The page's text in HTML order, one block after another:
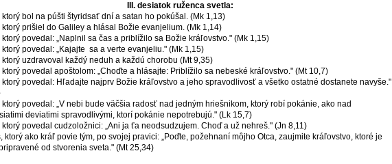
III. desiatok ruženca svetla:
ktorý bol na púšti štyridsať dní a satan ho pokúšal. (Mk 1,13)
ktorý prišiel do Galiley a hlásal Božie evanjelium. (Mk 1,14)
ktorý povedal: „Naplnil sa čas a priblížilo sa Božie kráľovstvo." (Mk 1,15)
ktorý povedal: „Kajajte sa a verte evanjeliu." (Mk 1,15)
ktorý uzdravoval každý neduh a každú chorobu (Mt 9,35)
ktorý povedal apoštolom: „Choďte a hlásajte: Priblížilo sa nebeské kráľovstvo." (Mt 10,7)
ktorý povedal: Hľadajte najprv Božie kráľovstvo a jeho spravodlivosť a všetko ostatné dostanete navyše."
ktorý povedal: „V nebi bude väčšia radosť nad jedným hriešnikom, ktorý robí pokánie, ako nad
deviatimi spravodlivými, ktorí pokánie nepotrebujú." (Lk 15,7)
ktorý povedal cudzoložnici: „Ani ja ťa neodsudzujem. Choď a už nehreš." (Jn 8,11)
ktorý ako kráľ povie tým, po svojej pravici: „Poďte, požehnaní môjho Otca, zaujmite kráľovstvo, ktoré je
od stvorenia sveta." (Mt 25,34)